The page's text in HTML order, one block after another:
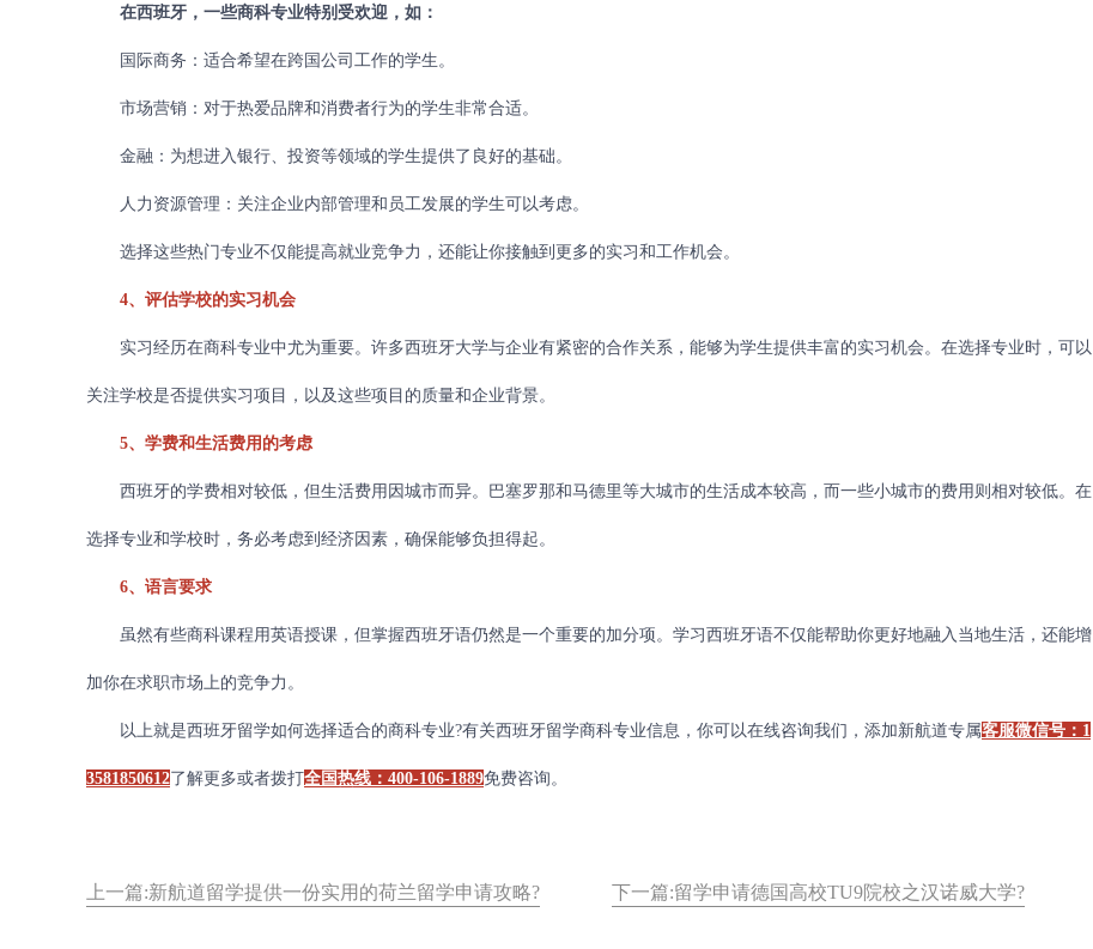
在西班牙，一些商科专业特别受欢迎，如：
国际商务：适合希望在跨国公司工作的学生。
市场营销：对于热爱品牌和消费者行为的学生非常合适。
金融：为想进入银行、投资等领域的学生提供了良好的基础。
人力资源管理：关注企业内部管理和员工发展的学生可以考虑。
选择这些热门专业不仅能提高就业竞争力，还能让你接触到更多的实习和工作机会。
4、评估学校的实习机会
实习经历在商科专业中尤为重要。许多西班牙大学与企业有紧密的合作关系，能够为学生提供丰富的实习机会。在选择专业时，可以
关注学校是否提供实习项目，以及这些项目的质量和企业背景。
5、学费和生活费用的考虑
西班牙的学费相对较低，但生活费用因城市而异。巴塞罗那和马德里等大城市的生活成本较高，而一些小城市的费用则相对较低。在
选择专业和学校时，务必考虑到经济因素，确保能够负担得起。
6、语言要求
虽然有些商科课程用英语授课，但掌握西班牙语仍然是一个重要的加分项。学习西班牙语不仅能帮助你更好地融入当地生活，还能增
加你在求职市场上的竞争力。
以上就是西班牙留学如何选择适合的商科专业?有关西班牙留学商科专业信息，你可以在线咨询我们，添加新航道专属客服微信号：1
3581850612了解更多或者拨打全国热线：400-106-1889免费咨询。
上一篇:新航道留学提供一份实用的荷兰留学申请攻略? 下一篇:留学申请德国高校TU9院校之汉诺威大学?